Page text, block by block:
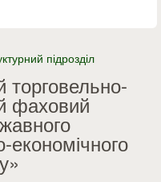
підрозділ
торговельно-
фаховий
економічного